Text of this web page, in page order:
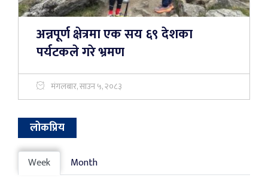
अन्नपूर्ण क्षेत्रमा एक सय ६९ देशका
पर्यटकले गरे भ्रमण
मंगलबार, साउन ५, २०८३
लोकप्रिय
Week Month